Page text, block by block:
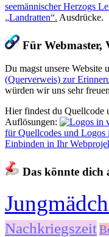
seemännischerHerzogs
Landratten . Ausdrücke.
Für Webmaster,
Du magst unsere Website
(Querverweis) zur
würden wir uns sehr
Hier findest du Quellcode
Auflösungen:
für Quellcodes und Logos
Einbinden in Ihr
Das könnte dich
Nachkriegszeit